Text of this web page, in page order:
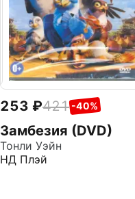
253 421 -40%
Замбезия (DVD)
Тонли Уэйн
НД Плэй